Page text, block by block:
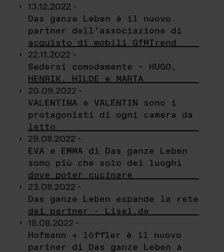
13.12.2022 -
Das ganze Leben è il nuovo
partner dell’associazione di
acquisto di mobili GfMTrend
22.11.2022 -
Sedersi comodamente – HUGO,
HENRIK, HILDE e MARTA
20.09.2022 -
VALENTINA e VALENTIN sono i
protagonisti di ogni camera da
letto
29.08.2022 -
EVA e EMMA di Das ganze Leben
sono più che solo dei luoghi
dove poter cucinare
23.08.2022 -
Das ganze Leben espande la rete
dei partner - Lisel.de
18.08.2022 -
Hofmann + löffler è il nuovo
partner di Das ganze Leben a